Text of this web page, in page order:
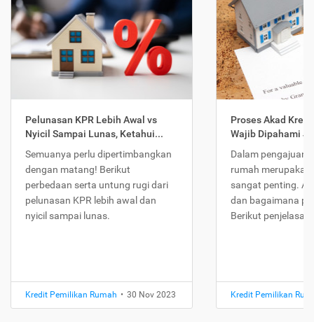
Pelunasan KPR Lebih Awal vs
Nyicil Sampai Lunas, Ketahui...
Semuanya perlu dipertimbangkan
dengan matang! Berikut
perbedaan serta untung rugi dari
pelunasan KPR lebih awal dan
nyicil sampai lunas.
Kredit Pemilikan Rumah • 30 Nov 2023
Proses Akad
Wajib Dipahami
Dalam pengajuan
rumah
sangat penting.
dan bagaimana
Berikut
Kredit Pemilikan